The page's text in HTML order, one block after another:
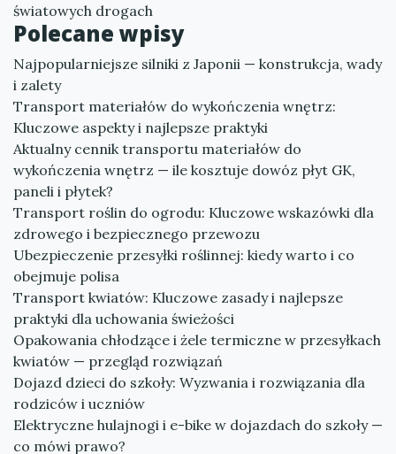
światowych drogach
Polecane wpisy
Najpopularniejsze silniki z Japonii — konstrukcja, wady
i zalety
Transport materiałów do wykończenia wnętrz:
Kluczowe aspekty i najlepsze praktyki
Aktualny cennik transportu materiałów do
wykończenia wnętrz — ile kosztuje dowóz płyt GK,
paneli i płytek?
Transport roślin do ogrodu: Kluczowe wskazówki dla
zdrowego i bezpiecznego przewozu
Ubezpieczenie przesyłki roślinnej: kiedy warto i co
obejmuje polisa
Transport kwiatów: Kluczowe zasady i najlepsze
praktyki dla uchowania świeżości
Opakowania chłodzące i żele termiczne w przesyłkach
kwiatów — przegląd rozwiązań
Dojazd dzieci do szkoły: Wyzwania i rozwiązania dla
rodziców i uczniów
Elektryczne hulajnogi i e-bike w dojazdach do szkoły —
co mówi prawo?